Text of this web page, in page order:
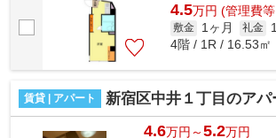
4.5万円 (管理費
敷金 1ヶ月 礼金
4階 / 1R / 16.53㎡
賃貸 | アパート 新宿区中井１丁目のアパ
4.6万円～5.2万円